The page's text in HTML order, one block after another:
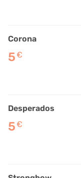
Corona
5€
Desperados
5€